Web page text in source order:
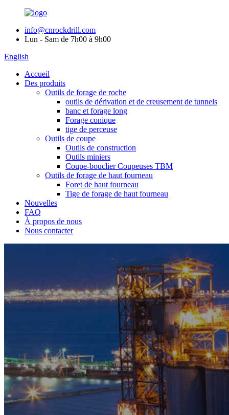
info@cnrockdrill.com
Lun - Sam de 7h00 à 9h00
English
Accueil
Des produits
Outils de forage de roche
outils de dérivation et de creusement de tunnels
banc et forage long
Forage conique
tige de perceuse
Outils de coupe
Outils de construction
Outils miniers
Coupe-bouclier Coupeuses TBM
Outils de forage de haut fourneau
Foret de haut fourneau
Tige de forage de haut fourneau
Nouvelles
FAQ
À propos de nous
Nous contacter